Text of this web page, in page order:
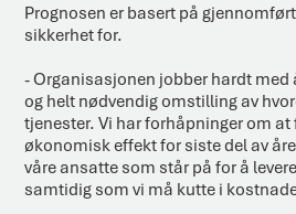
Prognosen er basert på
sikkerhet for.
- Organisasjonen jobber hardt med
og helt nødvendig omstilling av
tjenester. Vi har forhåpninger om
økonomisk effekt for siste del av
våre ansatte som står på for å
samtidig som vi må kutte i